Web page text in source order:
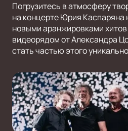
Погрузитесь в атмосферу
на концерте Юрия
новыми аранжировками
видеорядом от Александра
стать частью этого